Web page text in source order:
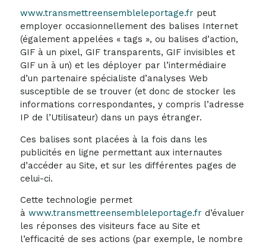
www.transmettreensembleleportage.frpeut
employer occasionnellement des balises Internet
(également appelées « tags », ou balises d’action,
GIF à un pixel, GIF transparents, GIF invisibles et
GIF un à un) et les déployer par l’intermédiaire
d’un partenaire spécialiste d’analyses Web
susceptible de se trouver (et donc de stocker les
informations correspondantes, y compris l’adresse
IP de l’Utilisateur) dans un pays étranger.
Ces balises sont placées à la fois dans les
publicités en ligne permettant aux internautes
d’accéder au Site, et sur les différentes pages de
celui-ci.
Cette technologie permet
à www.transmettreensembleleportage.frd’évaluer
les réponses des visiteurs face au Site et
l’efficacité de ses actions (par exemple, le nombre